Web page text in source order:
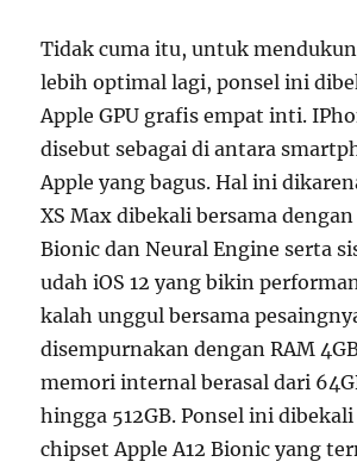
Tidak cuma itu, untuk
lebih optimal lagi, ponsel ini
Apple GPU grafis empat inti.
disebut sebagai di antara
Apple yang bagus. Hal ini
XS Max dibekali bersama dengan
Bionic dan Neural Engine serta
udah iOS 12 yang bikin
kalah unggul bersama
disempurnakan dengan RAM
memori internal berasal dari
hingga 512GB. Ponsel ini
chipset Apple A12 Bionic yang